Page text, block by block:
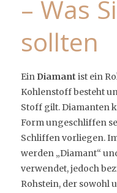
– Was
sollten
Ein Diamant ist ein
Kohlenstoff besteht
Stoff gilt. Diamanten
Form ungeschliffen
Schliffen vorliegen.
werden „Diamant“
verwendet, jedoch
Rohstein, der sowohl